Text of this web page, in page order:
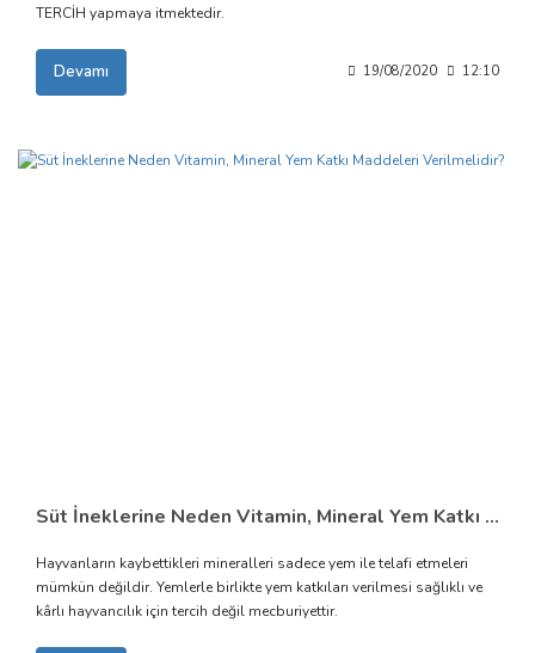
TERCİH yapmaya itmektedir.
Devamı 19/08/2020 12:10
Süt İneklerine Neden Vitamin, Mineral Yem Katkı Maddeleri Verilmelidir?
Hayvanların kaybettikleri mineralleri sadece yem ile telafi etmeleri
mümkün değildir. Yemlerle birlikte yem katkıları verilmesi sağlıklı ve
kârlı hayvancılık için tercih değil mecburiyettir.